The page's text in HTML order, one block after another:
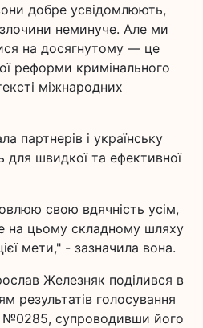
добре усвідомлюють,
неминуче. Але ми
на досягнутому — це
реформи кримінального
міжнародних
партнерів і українську
для швидкої та ефективної
свою вдячність усім,
на цьому складному шляху
мети," - зазначила вона.
Железняк поділився в
результатів голосування
супроводивши його